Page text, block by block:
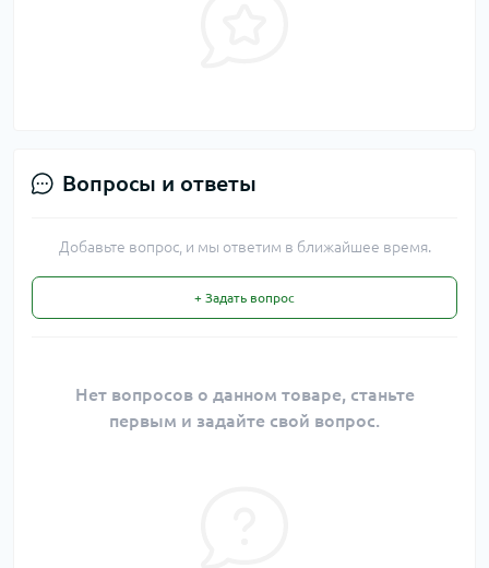
Вопросы и ответы
Добавьте вопрос, и мы ответим в ближайшее время.
+ Задать вопрос
Нет вопросов о данном товаре, станьте
первым и задайте свой вопрос.